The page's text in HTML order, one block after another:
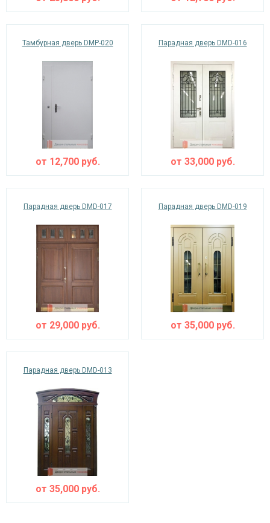
Тамбурная дверь DMP-020
от 12,700руб.
Парадная дверь DMD-016
от 33,000руб.
Парадная дверь DMD-017
от 29,000руб.
Парадная дверь DMD-019
от 35,000руб.
Парадная дверь DMD-013
от 35,000руб.